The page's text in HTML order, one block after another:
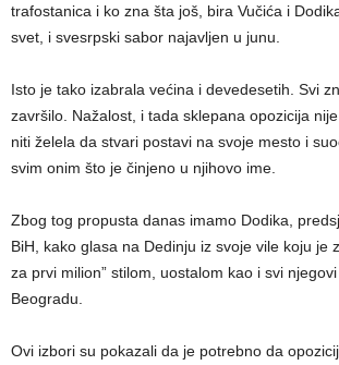
trafostanica i ko zna šta još, bira Vučića i
svet, i svesrpski sabor najavljen u junu.
Isto je tako izabrala većina i devedesetih. Svi
završilo. Nažalost, i tada sklepana opozicija
niti želela da stvari postavi na svoje mesto i
svim onim što je činjeno u njihovo ime.
Zbog tog propusta danas imamo Dodika,
BiH, kako glasa na Dedinju iz svoje vile koju je
za prvi milion” stilom, uostalom kao i svi
Beogradu.
Ovi izbori su pokazali da je potrebno da